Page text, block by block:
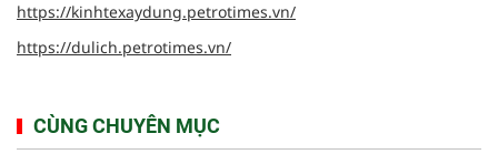
https://kinhtexaydung.petrotimes.vn/
https://dulich.petrotimes.vn/
CÙNG CHUYÊN MỤC